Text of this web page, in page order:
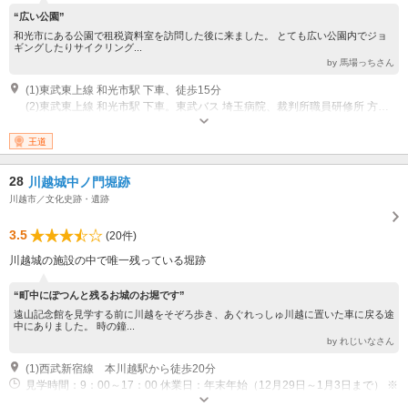
“広い公園”
和光市にある公園で租税資料室を訪問した後に来ました。 とても広い公園内でジョ
ギングしたりサイクリング...
by 馬場っちさん
(1)東武東上線 和光市駅 下車、徒歩15分
王道
28 川越城中ノ門堀跡
川越市／文化史跡・遺跡
3.5
(20件)
川越城の施設の中で唯一残っている堀跡
“町中にぽつんと残るお城のお堀です”
遠山記念館を見学する前に川越をそぞろ歩き、あぐれっしゅ川越に置いた車に戻る途
中にありました。 時の鐘...
by れじいなさん
(1)西武新宿線 本川越駅から徒歩20分
見学時間：9：00～17：00 休業日：年末年始（12月29日～1月3日まで） ※